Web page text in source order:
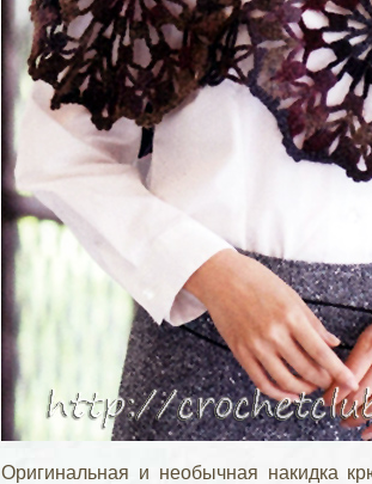
Оригинальная и необычная накидка